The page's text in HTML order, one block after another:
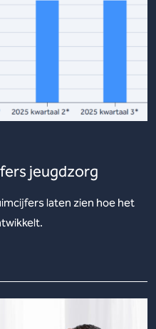
jeugdzorg
laten zien hoe het